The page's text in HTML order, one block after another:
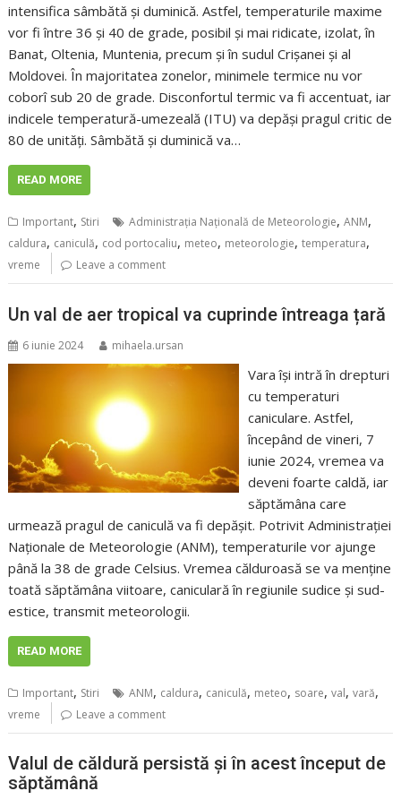
intensifica sâmbătă și duminică. Astfel, temperaturile maxime
vor fi între 36 și 40 de grade, posibil și mai ridicate, izolat, în
Banat, Oltenia, Muntenia, precum și în sudul Crișanei și al
Moldovei. În majoritatea zonelor, minimele termice nu vor
coborî sub 20 de grade. Disconfortul termic va fi accentuat, iar
indicele temperatură-umezeală (ITU) va depăși pragul critic de
80 de unități. Sâmbătă și duminică va…
READ MORE
Important, Stiri Administraţia Naţională de Meteorologie,ANM,
caldura, caniculă, cod portocaliu, meteo, meteorologie,temperatura,
vreme Leave a comment
Un val de aer tropical va cuprinde întreaga țară
6 iunie 2024 mihaela.ursan
Vara își intră în drepturi
cu temperaturi
caniculare. Astfel,
începând de vineri, 7
iunie 2024, vremea va
deveni foarte caldă, iar
săptămâna care
urmează pragul de caniculă va fi depășit. Potrivit Administrației
Naționale de Meteorologie (ANM), temperaturile vor ajunge
până la 38 de grade Celsius. Vremea călduroasă se va menține
toată săptămâna viitoare, caniculară în regiunile sudice și sud-
estice, transmit meteorologii.
READ MORE
Important, Stiri ANM, caldura, caniculă, meteo, soare,val,vară,
vreme Leave a comment
Valul de căldură persistă și în acest început de
săptămână